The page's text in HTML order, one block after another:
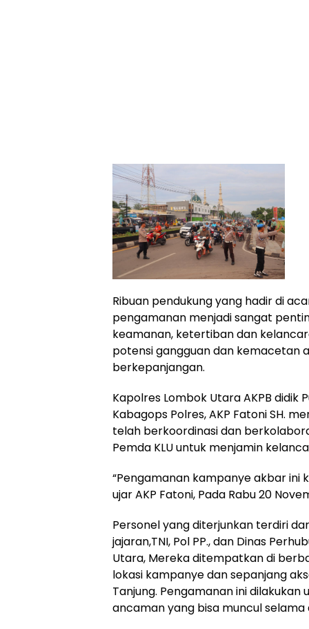
Ribuan pendukung yang hadir di
pengamanan menjadi sangat
keamanan, ketertiban dan
potensi gangguan dan kemacetan
berkepanjangan.
Kapolres Lombok Utara AKPB didik
Kabagops Polres, AKP Fatoni SH.
telah berkoordinasi dan
Pemda KLU untuk menjamin
“Pengamanan kampanye akbar ini
ujar AKP Fatoni, Pada Rabu 20
Personel yang diterjunkan terdiri
jajaran,TNI, Pol PP., dan Dinas
Utara, Mereka ditempatkan di
lokasi kampanye dan sepanjang
Tanjung. Pengamanan ini
ancaman yang bisa muncul selama